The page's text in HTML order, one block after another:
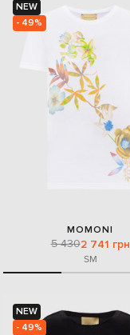
NEW
- 49%
MOMONI
5 4302 741 грн
SM
NEW
- 49%